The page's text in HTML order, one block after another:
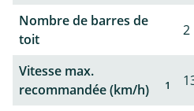
Nombre de barres de
toit
2
Vitesse max.
recommandée (km/h)
1